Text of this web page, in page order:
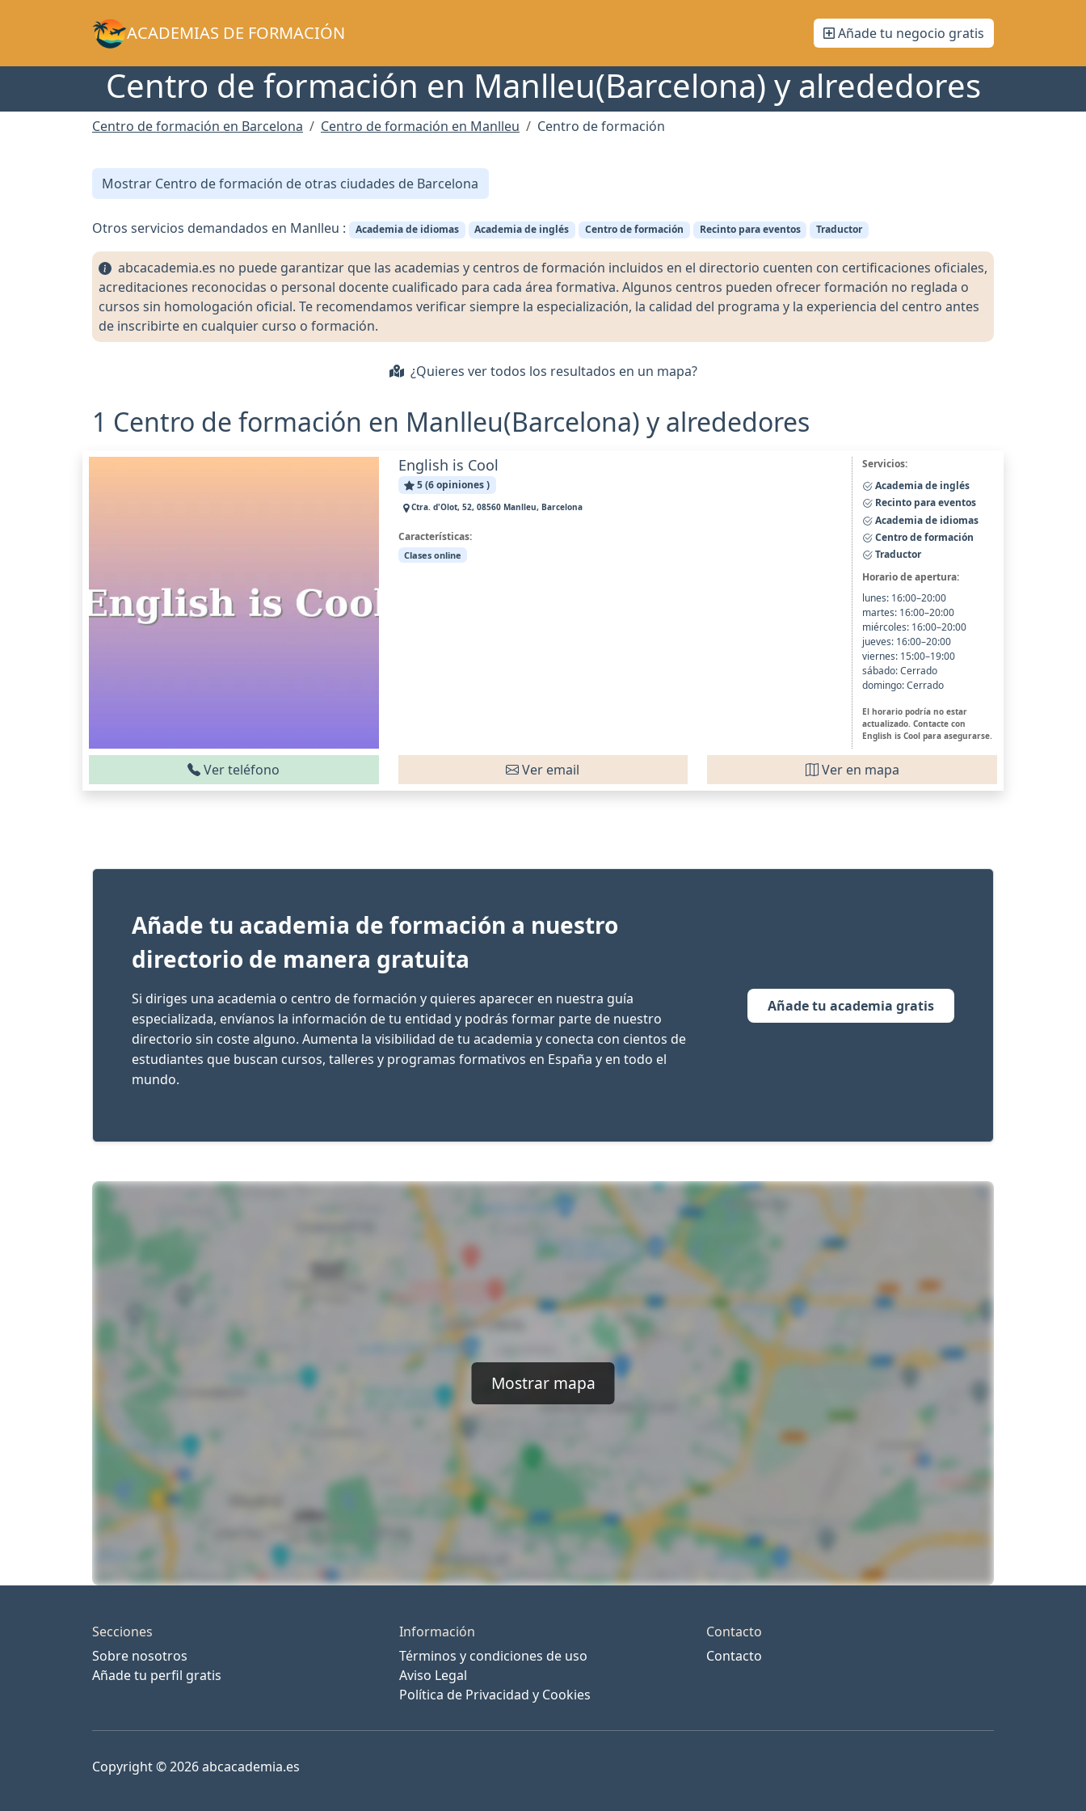
ACADEMIAS DE FORMACIÓN Añade tu negocio gratis
Centro de formación en Manlleu(Barcelona) y alrededores
Centro de formación en Barcelona Centro de formación en Manlleu Centro de formación
Mostrar Centro de formación de otras ciudades de Barcelona
Otros servicios demandados en Manlleu : Academia de idiomas Academia de inglés Centro de formación Recinto para eventos Traductor
abcacademia.es no puede garantizar que las academias y centros de formación incluidos en el directorio cuenten con certificaciones oficiales,
acreditaciones reconocidas o personal docente cualificado para cada área formativa. Algunos centros pueden ofrecer formación no reglada o
cursos sin homologación oficial. Te recomendamos verificar siempre la especialización, la calidad del programa y la experiencia del centro antes
de inscribirte en cualquier curso o formación.
¿Quieres ver todos los resultados en un mapa?
1 Centro de formación en Manlleu(Barcelona) y alrededores
English is Cool
5 (6 opiniones )
Ctra. d'Olot, 52, 08560 Manlleu, Barcelona
Características:
Clases online
Servicios:
Academia de inglés
Recinto para eventos
Academia de idiomas
Centro de formación
Traductor
Horario de apertura:
lunes: 16:00–20:00
martes: 16:00–20:00
miércoles: 16:00–20:00
jueves: 16:00–20:00
viernes: 15:00–19:00
sábado: Cerrado
domingo: Cerrado
El horario podría no estar
actualizado. Contacte con
English is Cool para asegurarse.
Ver teléfono Ver email Ver en mapa
Añade tu academia de formación a nuestro
directorio de manera gratuita
Si diriges una academia o centro de formación y quieres aparecer en nuestra guía
especializada, envíanos la información de tu entidad y podrás formar parte de nuestro
directorio sin coste alguno. Aumenta la visibilidad de tu academia y conecta con cientos de
estudiantes que buscan cursos, talleres y programas formativos en España y en todo el
mundo.
Añade tu academia gratis
Mostrar mapa
Secciones
Sobre nosotros
Añade tu perfil gratis
Información
Términos y condiciones de uso
Aviso Legal
Política de Privacidad y Cookies
Contacto
Contacto
Copyright © 2026 abcacademia.es